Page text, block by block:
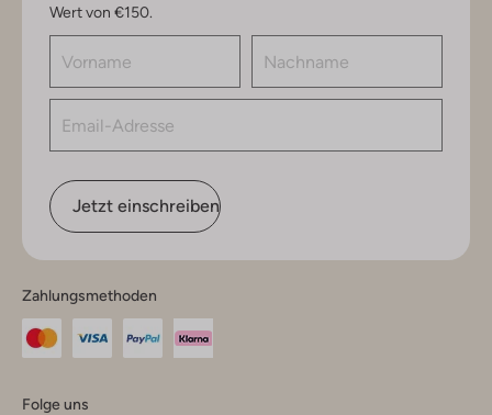
Wert von €150.
Jetzt einschreiben
Zahlungsmethoden
Folge uns